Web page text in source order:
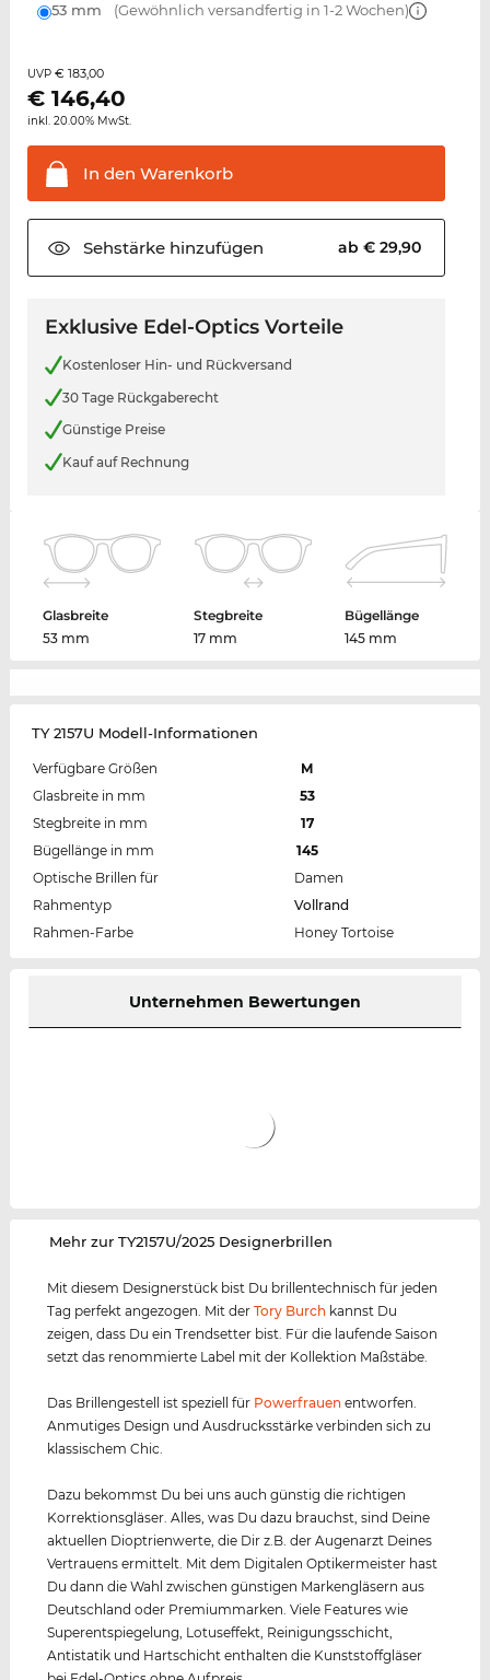
53 mm (Gewöhnlich versandfertig in 1-2 Wochen)
UVP € 183,00
€ 146,40
inkl. 20.00% MwSt.
In den Warenkorb
Sehstärkehinzufügen ab € 29,90
Exklusive Edel-Optics Vorteile
Kostenloser Hin- und Rückversand
30 Tage Rückgaberecht
Günstige Preise
Kauf auf Rechnung
Glasbreite
53 mm
Stegbreite
17 mm
Bügellänge
145 mm
TY 2157U Modell-Informationen
Verfügbare Größen
M
Glasbreite in mm
53
Stegbreite in mm
17
Bügellänge in mm
145
Optische Brillen für
Damen
Rahmentyp
Vollrand
Rahmen-Farbe
Honey Tortoise
Unternehmen Bewertungen
‌Mehr zur TY2157U/2025 Designerbrillen
Mit diesem Designerstück bist Du brillentechnisch für jeden
Tag perfekt angezogen. Mit derTory Burch kannst Du
zeigen, dass Du ein Trendsetter bist. Für die laufende Saison
setzt das renommierte Label mit der Kollektion Maßstäbe.
Das Brillengestell ist speziell für Powerfrauen entworfen.
Anmutiges Design und Ausdrucksstärke verbinden sich zu
klassischem Chic.
Dazu bekommst Du bei uns auch günstig die richtigen
Korrektionsgläser. Alles, was Du dazu brauchst, sind Deine
aktuellen Dioptrienwerte, die Dir z.B. der Augenarzt Deines
Vertrauens ermittelt. Mit dem Digitalen Optikermeister hast
Du dann die Wahl zwischen günstigen Markengläsern aus
Deutschland oder Premiummarken. Viele Features wie
Superentspiegelung, Lotuseffekt, Reinigungsschicht,
Antistatik und Hartschicht enthalten die Kunststoffgläser